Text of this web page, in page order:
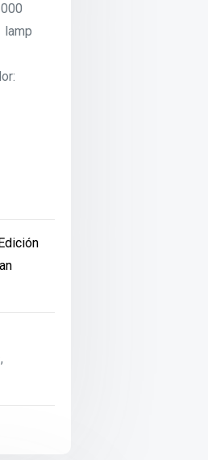
lamp
,